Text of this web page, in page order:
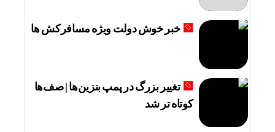
خبر خوش دولت ویژه مسافرکش‌ ها
تغییر بزرگ در پمپ بنزین‌ها | صف‌ها
کوتاه تر شد